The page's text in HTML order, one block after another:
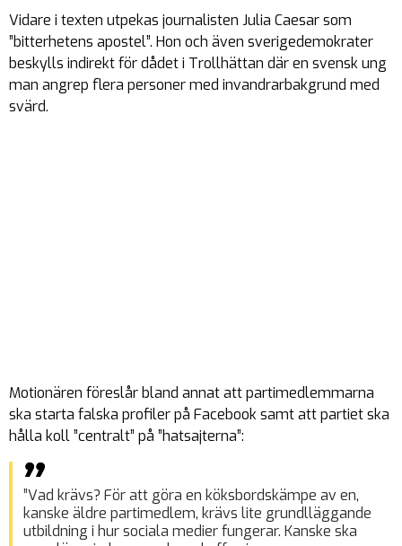
Vidare i texten utpekas journalisten Julia Caesar som
”bitterhetens apostel”. Hon och även sverigedemokrater
beskylls indirekt för dådet i Trollhättan där en svensk ung
man angrep flera personer med invandrarbakgrund med
svärd.
Motionären föreslår bland annat att partimedlemmarna
ska starta falska profiler på Facebook samt att partiet ska
hålla koll ”centralt” på ”hatsajterna”:
”Vad krävs? För att göra en köksbordskämpe av en,
kanske äldre partimedlem, krävs lite grundlläggande
utbildning i hur sociala medier fungerar. Kanske ska